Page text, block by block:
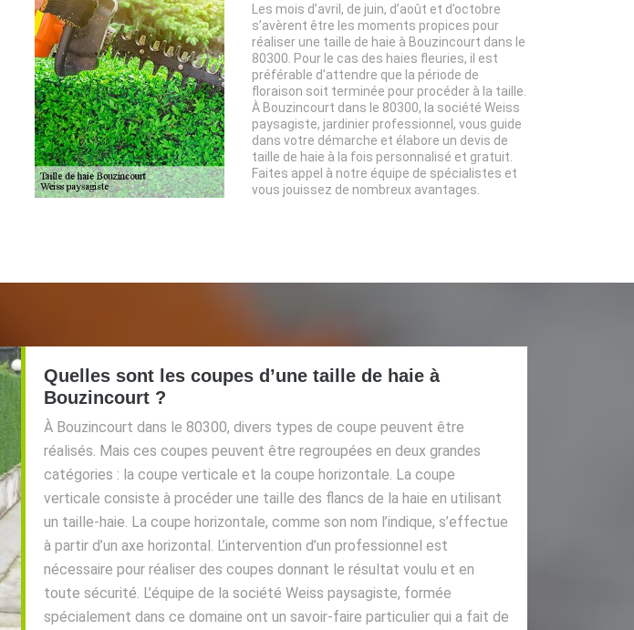
Les mois d’avril, de juin, d’août et d’octobre
s’avèrent être les moments propices pour
réaliser une taille de haie à Bouzincourt dans le
80300. Pour le cas des haies fleuries, il est
préférable d’attendre que la période de
floraison soit terminée pour procéder à la taille.
À Bouzincourt dans le 80300, la société Weiss
paysagiste, jardinier professionnel, vous guide
dans votre démarche et élabore un devis de
taille de haie à la fois personnalisé et gratuit.
Faites appel à notre équipe de spécialistes et
vous jouissez de nombreux avantages.
Quelles sont les coupes d’une taille de haie à
Bouzincourt ?
À Bouzincourt dans le 80300, divers types de coupe peuvent être
réalisés. Mais ces coupes peuvent être regroupées en deux grandes
catégories : la coupe verticale et la coupe horizontale. La coupe
verticale consiste à procéder une taille des flancs de la haie en utilisant
un taille-haie. La coupe horizontale, comme son nom l’indique, s’effectue
à partir d’un axe horizontal. L’intervention d’un professionnel est
nécessaire pour réaliser des coupes donnant le résultat voulu et en
toute sécurité. L’équipe de la société Weiss paysagiste, formée
spécialement dans ce domaine ont un savoir-faire particulier qui a fait de